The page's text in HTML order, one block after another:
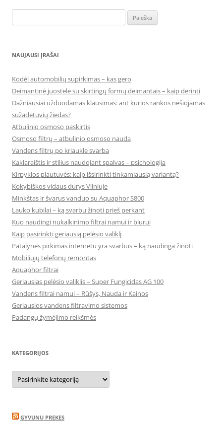
NAUJAUSI ĮRAŠAI
Kodėl automobilių supirkimas – kas gero
Deimantinė juostelė su skirtingų formų deimantais – kaip derinti
Dažniausiai užduodamas klausimas: ant kurios rankos nešiojamas
sužadėtuvių žiedas?
Atbulinio osmoso paskirtis
Osmoso filtrų – atbulinio osmoso nauda
Vandens filtrų po kriaukle svarba
Kaklaraištis ir stilius naudojant spalvas – psichologija
Kirpyklos plautuvės: kaip išsirinkti tinkamiausią variantą?
Kokybiškos vidaus durys Vilniuje
Minkštas ir švarus vanduo su Aquaphor S800
Lauko kubilai – ką svarbu žinoti prieš perkant
Kuo naudingi nukalkinimo filtrai namui ir biurui
Kaip pasirinkti geriausią pelėsio valiklį
Patalynės pirkimas internetu yra svarbus – ką naudinga žinoti
Mobiliųjų telefonų remontas
Aquaphor filtrai
Geriausias pelėsio valiklis – Super Fungicidas AG 100
Vandens filtrai namui – Rūšys, Nauda ir Kainos
Geriausios vandens filtravimo sistemos
Padangų žymėjimo reikšmės
KATEGORIJOS
Kategorijos
GYVUNU PREKES